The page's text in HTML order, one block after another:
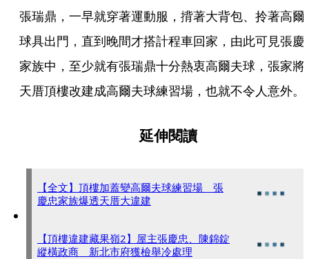
張瑞鼎，一早就穿著運動服，揹著大背包、拎著高爾
球具出門，直到晚間才搭計程車回家，由此可見張慶
家族中，至少就有張瑞鼎十分熱衷高爾夫球，張家將
天厝頂樓改建成高爾夫球練習場，也就不令人意外。
延伸閱讀
【全文】頂樓加蓋變高爾夫球練習場 張
慶忠家族爆透天厝大違建
【頂樓違建藏果嶺2】屋主張慶忠、陳錦錠
縱橫政商 新北市府獲檢舉冷處理